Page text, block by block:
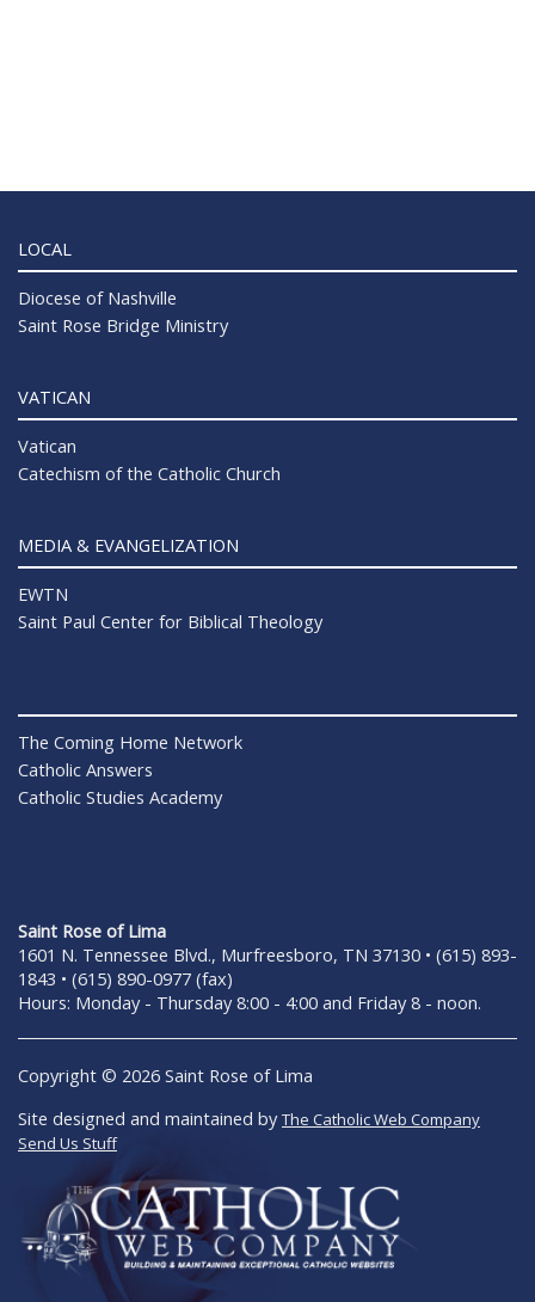
LOCAL
Diocese of Nashville
Saint Rose Bridge Ministry
VATICAN
Vatican
Catechism of the Catholic Church
MEDIA & EVANGELIZATION
EWTN
Saint Paul Center for Biblical Theology
The Coming Home Network
Catholic Answers
Catholic Studies Academy
Saint Rose of Lima
1601 N. Tennessee Blvd., Murfreesboro, TN 37130 • (615) 893-
1843 • (615) 890-0977 (fax)
Hours: Monday - Thursday 8:00 - 4:00 and Friday 8 - noon.
Copyright © 2026 Saint Rose of Lima
Site designed and maintained byThe Catholic Web Company
Send Us Stuff